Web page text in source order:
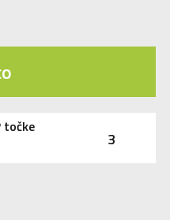
3
točke